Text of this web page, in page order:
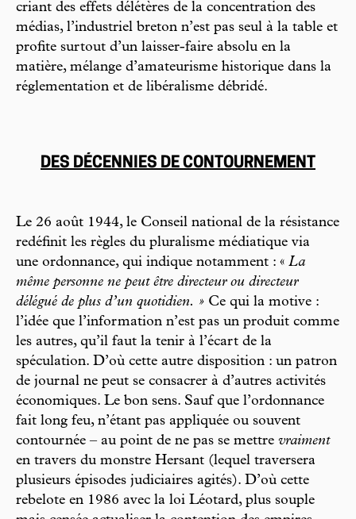
criant des effets délétères de la concentration des
médias, l’industriel breton n’est pas seul à la table et
profite surtout d’un laisser-faire absolu en la
matière, mélange d’amateurisme historique dans la
réglementation et de libéralisme débridé.
DES DÉCENNIES DE CONTOURNEMENT
Le 26 août 1944, le Conseil national de la résistance
redéfinit les règles du pluralisme médiatique via
une ordonnance, qui indique notamment : « La
même personne ne peut être directeur ou directeur
délégué de plus d’un quotidien. » Ce qui la motive :
l’idée que l’information n’est pas un produit comme
les autres, qu’il faut la tenir à l’écart de la
spéculation. D’où cette autre disposition : un patron
de journal ne peut se consacrer à d’autres activités
économiques. Le bon sens. Sauf que l’ordonnance
fait long feu, n’étant pas appliquée ou souvent
contournée – au point de ne pas se mettre vraiment
en travers du monstre Hersant (lequel traversera
plusieurs épisodes judiciaires agités). D’où cette
rebelote en 1986 avec la loi Léotard, plus souple